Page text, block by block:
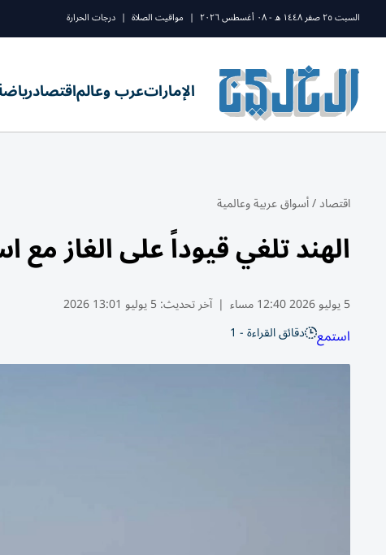
السبت ٢٥ صفر ١٤٤٨ ه - ٠٨ أغسطس ٢٠٢٦ | مواقيت الصلاة | درجات الحرارة
الإماراتعرب وعالماقتصاد
اقتصاد/أسواق عربية وعالمية
الهند تلغي قيوداً على الغاز
5 يوليو 2026 12:40 مساء | آخر تحديث:5 يوليو 13:01 2026
استمع دقائق القراءة - 1